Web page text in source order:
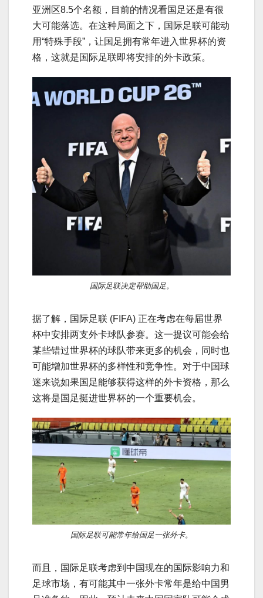
亚洲区8.5个名额，目前的情况看国足还是有很
大可能落选。在这种局面之下，国际足联可能动
用“特殊手段”，让国足拥有常年进入世界杯的资
格，这就是国际足联即将安排的外卡政策。
国际足联决定帮助国足。
据了解，国际足联 (FIFA) 正在考虑在每届世界
杯中安排两支外卡球队参赛。这一提议可能会给
某些错过世界杯的球队带来更多的机会，同时也
可能增加世界杯的多样性和竞争性。对于中国球
迷来说如果国足能够获得这样的外卡资格，那么
这将是国足挺进世界杯的一个重要机会。
国际足联可能常年给国足一张外卡。
而且，国际足联考虑到中国现在的国际影响力和
足球市场，有可能其中一张外卡常年是给中国男